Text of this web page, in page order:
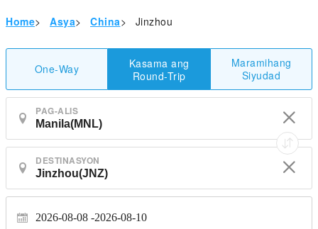
Home> Asya> China> Jinzhou
One-Way
Kasama ang
Round-Trip
Maramihang
Siyudad
PAG-ALIS
DESTINASYON
2026-08-08 2026-08-10